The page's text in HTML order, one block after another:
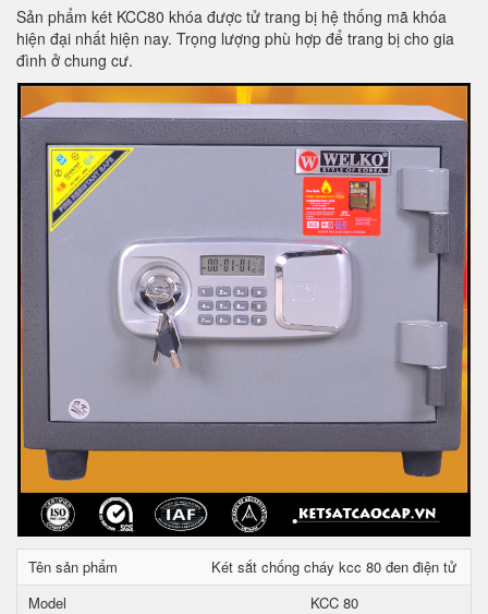
Sản phẩm két KCC80 khóa được tử trang bị hệ thống mã khóa
hiện đại nhất hiện nay. Trọng lượng phù hợp để trang bị cho gia
đình ở chung cư.
Tên sản phẩm
Két sắt chống cháy kcc 80 đen điện tử
Model
KCC 80